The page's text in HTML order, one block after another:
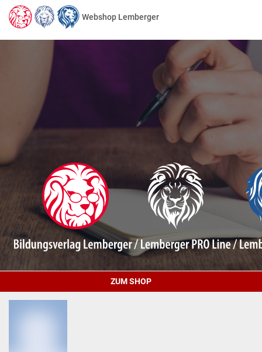
Webshop Lemberger
ZUM SHOP